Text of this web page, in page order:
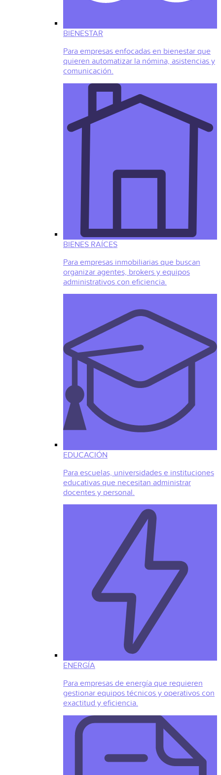
BIENESTAR
Para empresas enfocadas en bienestar que
quieren automatizar la nómina, asistencias y
comunicación.
BIENES RAÍCES
Para empresas inmobiliarias que buscan
organizar agentes, brokers y equipos
administrativos con eficiencia.
EDUCACIÓN
Para escuelas, universidades e instituciones
educativas que necesitan administrar
docentes y personal.
ENERGÍA
Para empresas de energía que requieren
gestionar equipos técnicos y operativos con
exactitud y eficiencia.